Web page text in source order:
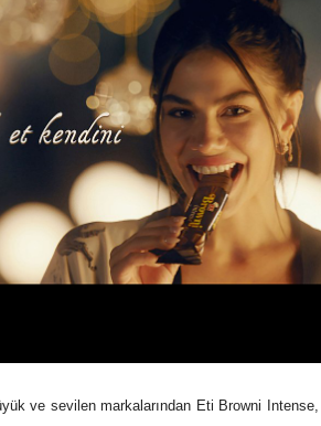
ve sevilen markalarından Eti Browni